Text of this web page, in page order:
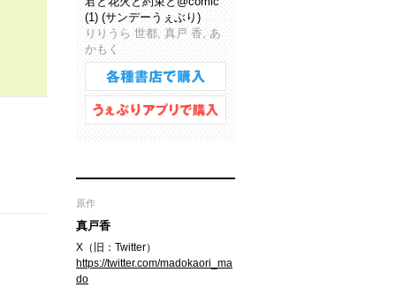
(1) (サンデーうぇぶり)
りりうら 世都, 真戸 香, あ
かもく
原作
真戸香
X（旧：Twitter）
https://twitter.com/madokaori_ma
do